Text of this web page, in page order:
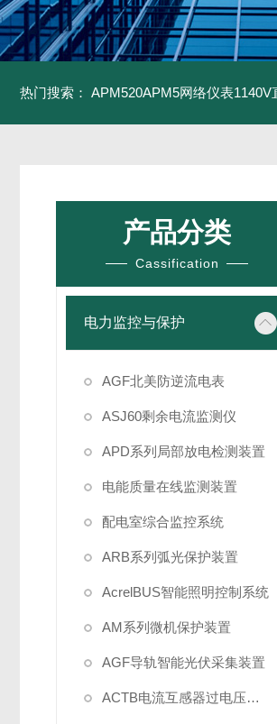
热门搜索： APM520APM5网络仪表
产品分类
Cassification
电力监控与保护
AGF北美防逆流电表
ASJ60剩余电流监测仪
APD系列局部放电检测装置
电能质量在线监测装置
配电室综合监控系统
ARB系列弧光保护装置
AcrelBUS智能照明控制系统
AM系列微机保护装置
AGF导轨智能光伏采集装置
ACTB电流互感器过电压保护